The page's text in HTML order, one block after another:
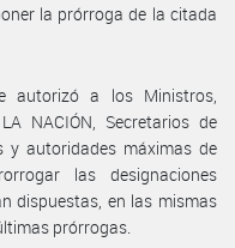
la prórroga de la citada
autorizó a los Ministros,
NACIÓN, Secretarios de
y autoridades máximas de
las designaciones
dispuestas, en las mismas
prórrogas.